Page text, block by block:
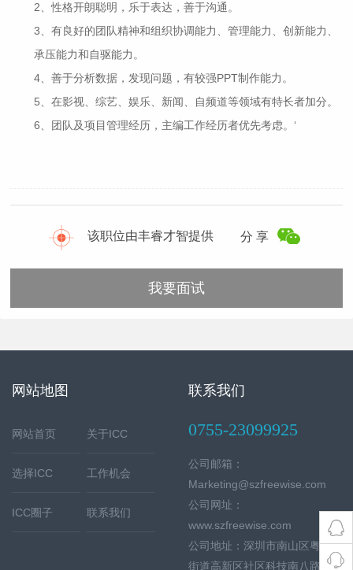
2、性格开朗聪明，乐于表达，善于沟通。
3、有良好的团队精神和组织协调能力、管理能力、创新能力、
承压能力和自驱能力。
4、善于分析数据，发现问题，有较强PPT制作能力。
5、在影视、综艺、娱乐、新闻、自频道等领域有特长者加分。
6、团队及项目管理经历，主编工作经历者优先考虑。‘
该职位由丰睿才智提供 分 享
我要面试
网站地图
网站首页 关于ICC
选择ICC 工作机会
ICC圈子 联系我们
联系我们
0755-23099925
公司邮箱：
Marketing@szfreewise.com
公司网址：
www.szfreewise.com
公司地址：深圳市南山区粤海
街道高新区社区科技南八路2号